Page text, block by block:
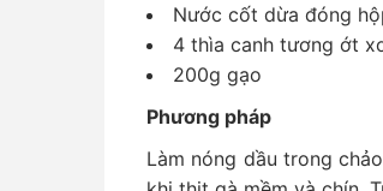
Nước cốt dừa đóng
4 thìa canh tương ớt
200g gạo
Phương pháp
Làm nóng dầu trong